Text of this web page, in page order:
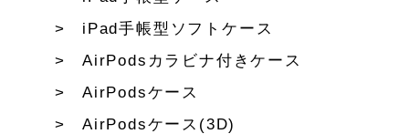
iPad手帳型ソフトケース
AirPodsカラビナ付きケース
AirPodsケース
AirPodsケース(3D)